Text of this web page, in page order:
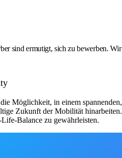
sind ermutigt, sich zu bewerben.
Möglichkeit, in einem
Zukunft der Mobilität
Balance zu gewährleisten.